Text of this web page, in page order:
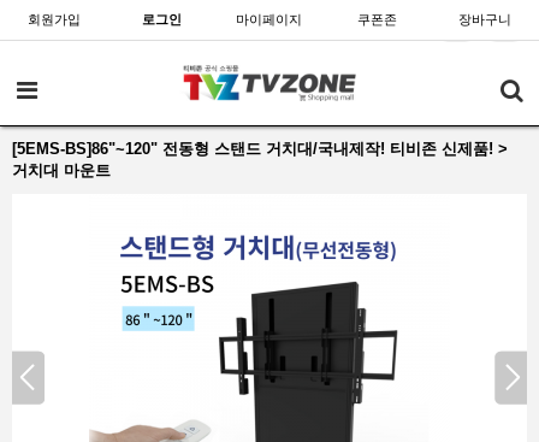
회원가입 로그인 마이페이지 쿠폰존 장바구니
[5EMS-BS]86"~120" 전동형 스탠드 거치대/국내제작! 티비존 신제품! >
거치대 마운트